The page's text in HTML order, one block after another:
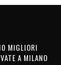
MIGLIORI
A MILANO